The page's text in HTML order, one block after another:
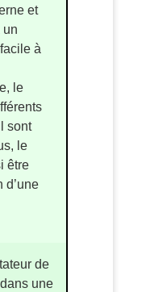
et
un
à
le
sont
le
être
d’une
de
une